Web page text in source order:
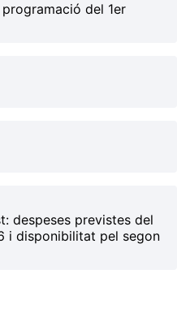
del 1er
despeses previstes del
i disponibilitat pel segon